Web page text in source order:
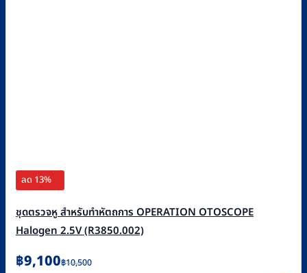
ลด 13%
ชุดตรวจหู สำหรับทำหัตถการ OPERATION OTOSCOPE
Halogen 2.5V (R3850.002)
฿10,500
Original
฿9,100
Current